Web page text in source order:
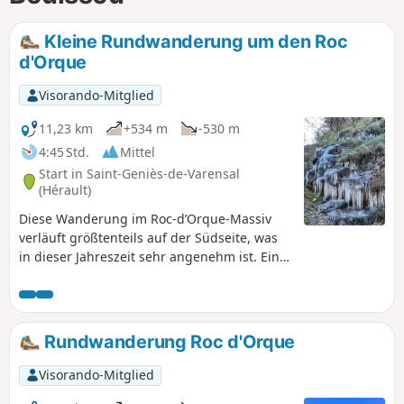
Kleine Rundwanderung um den Roc
d'Orque
Visorando-Mitglied
11,23 km
+534 m
-530 m
4:45 Std.
Mittel
Start in Saint-Geniès-de-Varensal
(Hérault)
Diese Wanderung im Roc-d’Orque-Massiv
verläuft größtenteils auf der Südseite, was
in dieser Jahreszeit sehr angenehm ist. Eine
Kalksteinfelsen mit einem Abschnitt in der
Nähe eines großen Wasserfalls, der am Fuße
einer dieser Felswände herabfließt. Eine
Quelle lässt das Wasser sprudeln, das den
Berg vom Einzugsgebiet, das das Plateau
oberhalb der Felsen bildet, durchquert hat.
Rundwanderung Roc d'Orque
Visorando-Mitglied